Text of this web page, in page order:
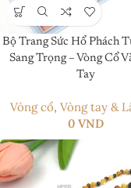
Bộ Trang Sức Hổ Phách
Sang Trọng – Vòng Cổ
Tay
Vòng cổ, Vòng tay &
0 VND